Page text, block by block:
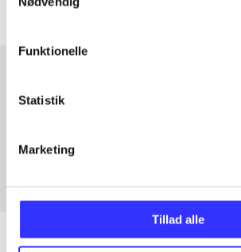
Funktionelle
Statistik
Marketing
Tillad alle
Artikler med samme emner